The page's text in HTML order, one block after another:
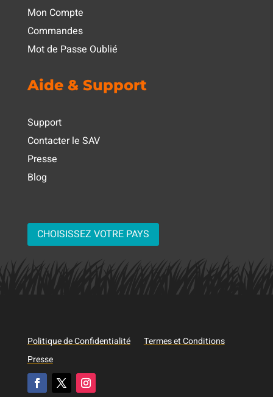
Mon Compte
Commandes
Mot de Passe Oublié
Aide & Support
Support
Contacter le SAV
Presse
Blog
CHOISISSEZ VOTRE PAYS
Politique de Confidentialité
Termes et Conditions
Presse